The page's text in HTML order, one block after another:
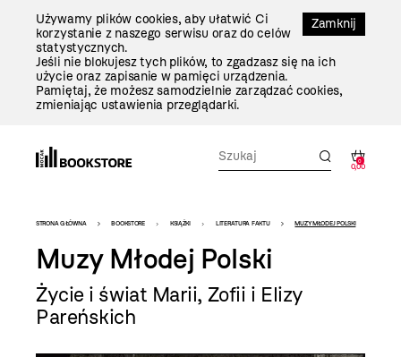
Zamknij
Używamy plików cookies, aby ułatwić Ci
korzystanie z naszego serwisu oraz do celów
statystycznych.
Jeśli nie blokujesz tych plików, to zgadzasz się na ich
użycie oraz zapisanie w pamięci urządzenia.
Pamiętaj, że możesz samodzielnie zarządzać cookies,
zmieniając ustawienia przeglądarki.
0
0,00
Bookstore
-
szablon
szczegóły
STRONA GŁÓWNA BOOKSTORE KSIĄŻKI LITERATURA FAKTU MUZY MŁODEJ POLSKI
Muzy Młodej Polski
Życie i świat Marii, Zofii i Elizy
Pareńskich